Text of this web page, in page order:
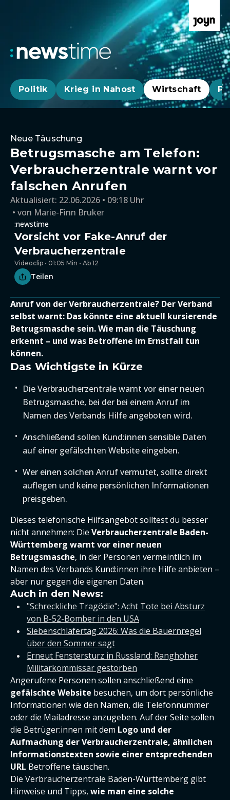
Politik Krieg in Nahost Wirtschaft
Neue Täuschung
Betrugsmasche am Telefon:
Verbraucherzentrale warnt vor
falschen Anrufen
Aktualisiert: 22.06.2026 • 09:18 Uhr
von Marie-Finn Bruker
:newstime
Vorsicht vor Fake-Anruf der
Verbraucherzentrale
Videoclip • 01:05 Min • Ab 12
Teilen
Anruf von der Verbraucherzentrale? Der Verband
selbst warnt: Das könnte eine aktuell kursierende
Betrugsmasche sein. Wie man die Täuschung
erkennt – und was Betroffene im Ernstfall tun
können.
Das Wichtigste in Kürze
Die Verbraucherzentrale warnt vor einer neuen
Betrugsmasche, bei der bei einem Anruf im
Namen des Verbands Hilfe angeboten wird.
Anschließend sollen Kund:innen sensible Daten
auf einer gefälschten Website eingeben.
Wer einen solchen Anruf vermutet, sollte direkt
auflegen und keine persönlichen Informationen
preisgeben.
Dieses telefonische Hilfsangebot solltest du besser
nicht annehmen: Die Verbraucherzentrale Baden-
Württemberg warnt vor einer neuen
Betrugsmasche, in der Personen vermeintlich im
Namen des Verbands Kund:innen ihre Hilfe anbieten –
aber nur gegen die eigenen Daten.
Auch in den News:
"Schreckliche Tragödie": Acht Tote bei Absturz
von B-52-Bomber in den USA
Siebenschläfertag 2026: Was die Bauernregel
über den Sommer sagt
Erneut Fenstersturz in Russland: Ranghoher
Militärkommissar gestorben
Angerufene Personen sollen anschließend eine
gefälschte Website besuchen, um dort persönliche
Informationen wie den Namen, die Telefonnummer
oder die Mailadresse anzugeben. Auf der Seite sollen
die Betrüger:innen mit dem Logo und der
Aufmachung der Verbraucherzentrale, ähnlichen
Informationstexten sowie einer entsprechenden
URL Betroffene täuschen.
Die Verbraucherzentrale Baden-Württemberg gibt
Hinweise und Tipps, wie man eine solche